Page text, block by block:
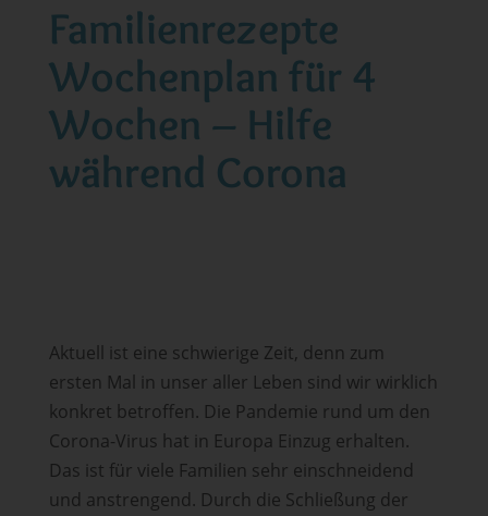
Familienrezepte
Wochenplan für 4
Wochen – Hilfe
während Corona
Aktuell ist eine schwierige Zeit, denn zum
ersten Mal in unser aller Leben sind wir wirklich
konkret betroffen. Die Pandemie rund um den
Corona-Virus hat in Europa Einzug erhalten.
Das ist für viele Familien sehr einschneidend
und anstrengend. Durch die Schließung der